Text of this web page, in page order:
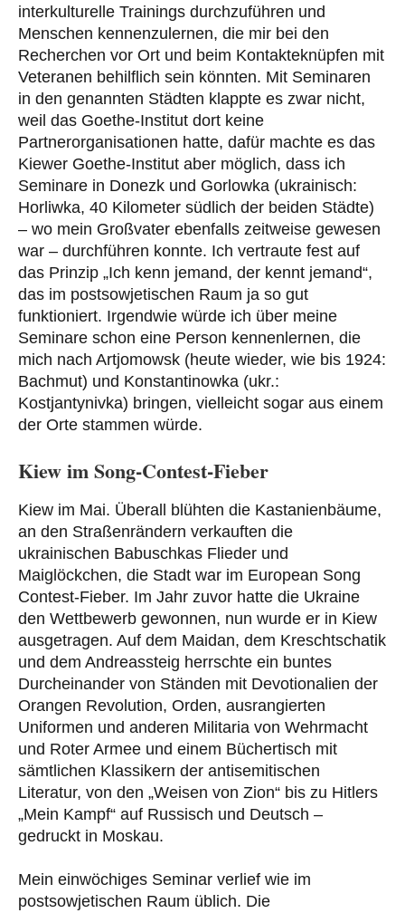
interkulturelle Trainings durchzuführen und
Menschen kennenzulernen, die mir bei den
Recherchen vor Ort und beim Kontakteknüpfen mit
Veteranen behilflich sein könnten. Mit Seminaren
in den genannten Städten klappte es zwar nicht,
weil das Goethe-Institut dort keine
Partnerorganisationen hatte, dafür machte es das
Kiewer Goethe-Institut aber möglich, dass ich
Seminare in Donezk und Gorlowka (ukrainisch:
Horliwka, 40 Kilometer südlich der beiden Städte)
– wo mein Großvater ebenfalls zeitweise gewesen
war – durchführen konnte. Ich vertraute fest auf
das Prinzip „Ich kenn jemand, der kennt jemand“,
das im postsowjetischen Raum ja so gut
funktioniert. Irgendwie würde ich über meine
Seminare schon eine Person kennenlernen, die
mich nach Artjomowsk (heute wieder, wie bis 1924:
Bachmut) und Konstantinowka (ukr.:
Kostjantynivka) bringen, vielleicht sogar aus einem
der Orte stammen würde.
Kiew im Song-Contest-Fieber
Kiew im Mai. Überall blühten die Kastanienbäume,
an den Straßenrändern verkauften die
ukrainischen Babuschkas Flieder und
Maiglöckchen, die Stadt war im European Song
Contest-Fieber. Im Jahr zuvor hatte die Ukraine
den Wettbewerb gewonnen, nun wurde er in Kiew
ausgetragen. Auf dem Maidan, dem Kreschtschatik
und dem Andreassteig herrschte ein buntes
Durcheinander von Ständen mit Devotionalien der
Orangen Revolution, Orden, ausrangierten
Uniformen und anderen Militaria von Wehrmacht
und Roter Armee und einem Büchertisch mit
sämtlichen Klassikern der antisemitischen
Literatur, von den „Weisen von Zion“ bis zu Hitlers
„Mein Kampf“ auf Russisch und Deutsch –
gedruckt in Moskau.
Mein einwöchiges Seminar verlief wie im
postsowjetischen Raum üblich. Die